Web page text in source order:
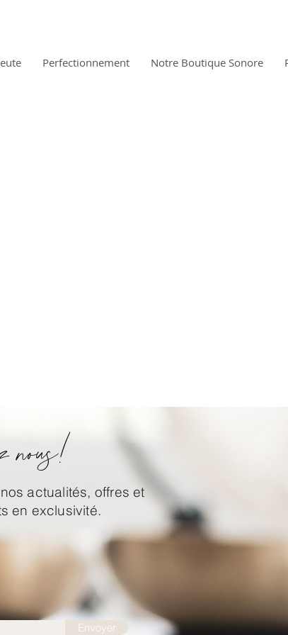
Perfectionnement Notre Boutique Sonore
Envoyer
nous!
actualités, offres et
en exclusivité.